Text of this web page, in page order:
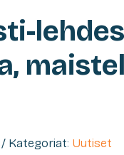
Kategoriat: Uutiset